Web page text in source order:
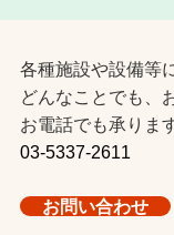
各種施設や設備等
どんなことでも、
お電話でも承りま
03-5337-2611
お問い合わせ